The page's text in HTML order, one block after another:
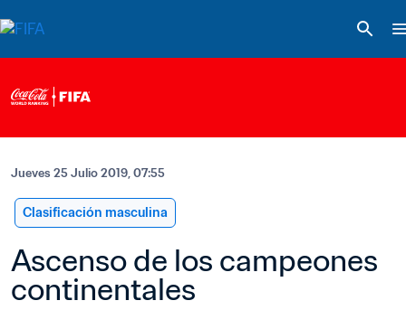
Jueves 25 Julio 2019, 07:55
Clasificación masculina
Ascenso de los campeones
continentales